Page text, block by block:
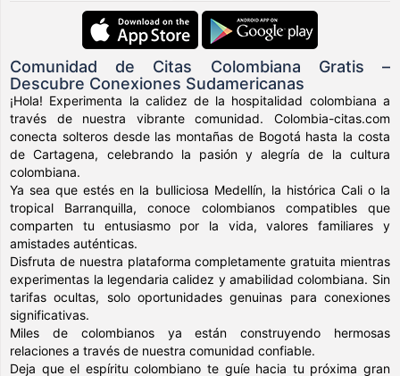
Comunidad de Citas Colombiana Gratis –
Descubre Conexiones Sudamericanas
¡Hola! Experimenta la calidez de la hospitalidad colombiana a
través de nuestra vibrante comunidad. Colombia-citas.com
conecta solteros desde las montañas de Bogotá hasta la costa
de Cartagena, celebrando la pasión y alegría de la cultura
colombiana.
Ya sea que estés en la bulliciosa Medellín, la histórica Cali o la
tropical Barranquilla, conoce colombianos compatibles que
comparten tu entusiasmo por la vida, valores familiares y
amistades auténticas.
Disfruta de nuestra plataforma completamente gratuita mientras
experimentas la legendaria calidez y amabilidad colombiana. Sin
tarifas ocultas, solo oportunidades genuinas para conexiones
significativas.
Miles de colombianos ya están construyendo hermosas
relaciones a través de nuestra comunidad confiable.
Deja que el espíritu colombiano te guíe hacia tu próxima gran